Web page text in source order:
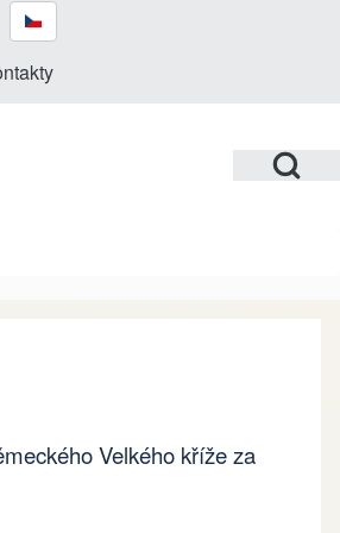
Open Search
Velkého kříže za